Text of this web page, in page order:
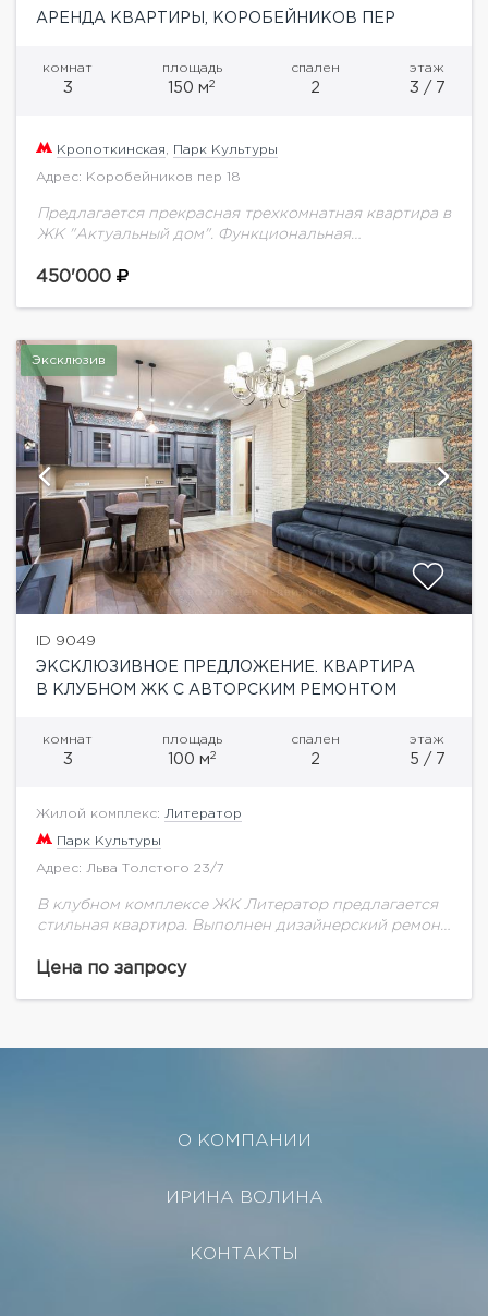
АРЕНДА КВАРТИРЫ, КОРОБЕЙНИКОВ ПЕР
комнат
3
площадь
150 м2
спален
2
этаж
3 / 7
Кропоткинская Парк Культуры
Адрес: Коробейников пер 18
Предлагается прекрасная трехкомнатная квартира в
ЖК "Актуальный дом". Функциональная
кабинета, кухня, две спальни, одна из которых с
450'000
Эксклюзив
ID 9049
ЭКСКЛЮЗИВНОЕ ПРЕДЛОЖЕНИЕ. КВАРТИРА
В КЛУБНОМ ЖК С АВТОРСКИМ РЕМОНТОМ
комнат
3
площадь
100 м2
спален
2
этаж
5 / 7
Жилой комплекс: Литератор
Парк Культуры
Адрес: Льва Толстого 23/7
В клубном комплексе ЖК Литератор предлагается
стильная квартира. Выполнен дизайнерский ремонт
материалов. Функциональной планировкой
Цена по запросу
О КОМПАНИИ
ИРИНА ВОЛИНА
КОНТАКТЫ